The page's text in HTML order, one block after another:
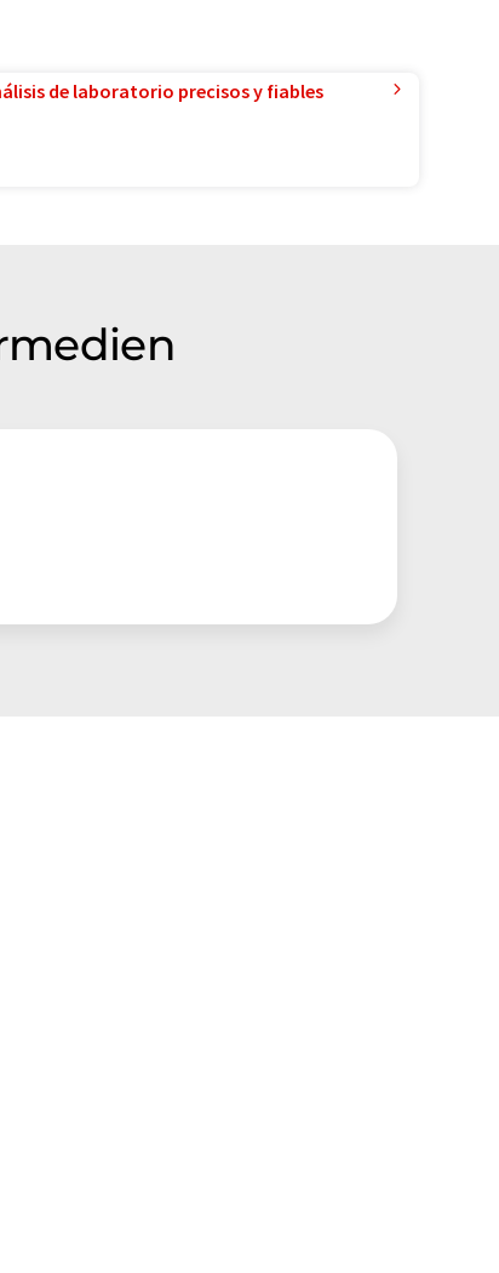
de laboratorio precisos y fiables